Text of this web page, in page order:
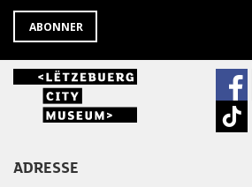
ABONNER
ADRESSE